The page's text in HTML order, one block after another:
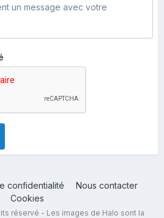
un message avec votre
confidentialité
Nous contacter
Cookies
réservé - Les images de Halo sont la